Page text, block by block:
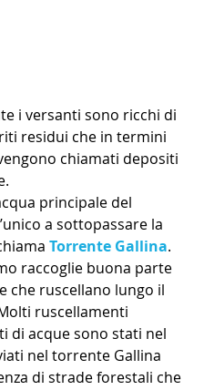
i versanti sono ricchi di
residui che in termini
chiamati depositi
principale del
a sottopassare la
Torrente Gallina.
raccoglie buona parte
che ruscellano lungo il
ruscellamenti
di acque sono stati nel
nel torrente Gallina
di strade forestali che